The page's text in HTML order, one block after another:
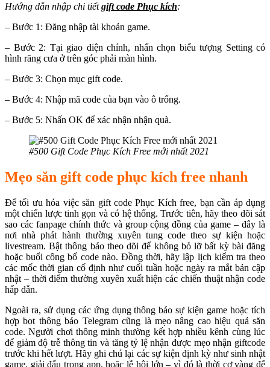
Hướng dẫn nhập chi tiếtgift code Phục kích:
– Bước 1: Đăng nhập tài khoản game.
– Bước 2: Tại giao diện chính, nhấn chọn biểu tượng Setting có
hình răng cưa ở trên góc phải màn hình.
– Bước 3: Chọn mục gift code.
– Bước 4: Nhập mã code của bạn vào ô trống.
– Bước 5: Nhấn OK để xác nhận nhận quà.
#500 Gift Code Phục Kích Free mới nhất 2021
Mẹo săn gift code phục kích free nhanh
Để tối ưu hóa việc săn gift code Phục Kích free, bạn cần áp dụng
một chiến lược tinh gọn và có hệ thống. Trước tiên, hãy theo dõi sát
sao các fanpage chính thức và group cộng đồng của game – đây là
nơi nhà phát hành thường xuyên tung code theo sự kiện hoặc
livestream. Bật thông báo theo dõi để không bỏ lỡ bất kỳ bài đăng
hoặc buổi công bố code nào. Đồng thời, hãy lập lịch kiểm tra theo
các mốc thời gian cố định như cuối tuần hoặc ngày ra mắt bản cập
nhật – thời điểm thường xuyên xuất hiện các chiến thuật nhận code
hấp dẫn.
Ngoài ra, sử dụng các ứng dụng thông báo sự kiện game hoặc tích
hợp bot thông báo Telegram cũng là mẹo nâng cao hiệu quả săn
code. Người chơi thông minh thường kết hợp nhiều kênh cùng lúc
để giảm độ trễ thông tin và tăng tỷ lệ nhận được mẹo nhận giftcode
trước khi hết lượt. Hãy ghi chú lại các sự kiện định kỳ như sinh nhật
game, giải đấu trong app, hoặc lễ hội lớn – vì đó là thời cơ vàng để